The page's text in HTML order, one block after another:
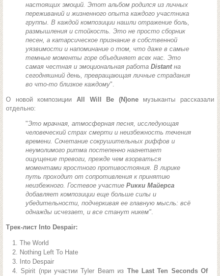
настоящих эмоций. Этот альбом родился из личных
переживаний и жизненного опыта каждого участника
группы. В каждой композиции нашли отражение боль,
размышления и стойкость. Это не просто сборник
песен, а катарсическое признание в собственной
уязвимости и напоминание о том, что даже в самые
темные моменты горе объединяет всех нас. Это
самая честная и эмоциональная работа Distant на
сегодняшний день, превращающая личные страдания
во что-то близкое каждому".
О новой композиции All Will Be (N)oneмузыканты рассказали
отдельно:
"Это мрачная, атмосферная песня, исследующая
человеческий страх смерти и неизбежность течения
времени. Сочетание сокрушительных риффов и
неумолимого ритма постепенно нагнетает
ощущение тревоги, прежде чем взорваться
моментами яростного противостояния. В лирике
путь проходит от сопротивления к принятию
неизбежного. Гостевое участие Рикки Майерса
добавляет композиции еще больше силы и
убедительности, подчеркивая ее главную мысль: всё
однажды исчезает, и все станут никем".
Трек-лист Into Despair:
The World
Nothing Left To Hate
Into Despair
Spirit (при участии Tyler Beam из The Last Ten Seconds Of